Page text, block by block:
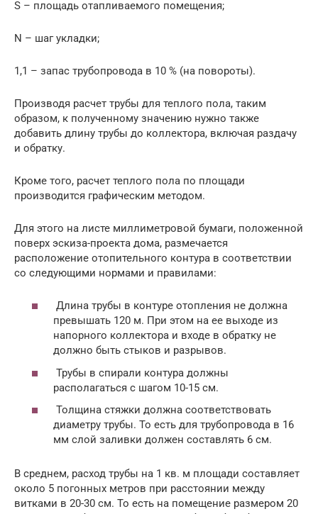
S – площадь отапливаемого помещения;
N – шаг укладки;
1,1 – запас трубопровода в 10 % (на повороты).
Производя расчет трубы для теплого пола, таким
образом, к полученному значению нужно также
добавить длину трубы до коллектора, включая раздачу
и обратку.
Кроме того, расчет теплого пола по площади
производится графическим методом.
Для этого на листе миллиметровой бумаги, положенной
поверх эскиза-проекта дома, размечается
расположение отопительного контура в соответствии
со следующими нормами и правилами:
Длина трубы в контуре отопления не должна
превышать 120 м. При этом на ее выходе из
напорного коллектора и входе в обратку не
должно быть стыков и разрывов.
Трубы в спирали контура должны
располагаться с шагом 10-15 см.
Толщина стяжки должна соответствовать
диаметру трубы. То есть для трубопровода в 16
мм слой заливки должен составлять 6 см.
В среднем, расход трубы на 1 кв. м площади составляет
около 5 погонных метров при расстоянии между
витками в 20-30 см. То есть на помещение размером 20